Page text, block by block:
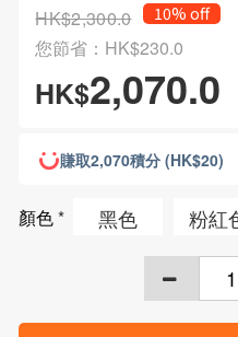
HK$2,300.0 10% off
您節省：HK$230.0
HK$2,070.0
賺取2,070積分 (HK$20)
顏色* 黑色 粉紅